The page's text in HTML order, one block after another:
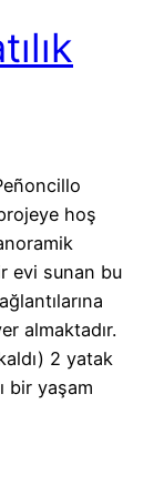
hoş
evi sunan bu
almaktadır.
2 yatak
bir yaşam